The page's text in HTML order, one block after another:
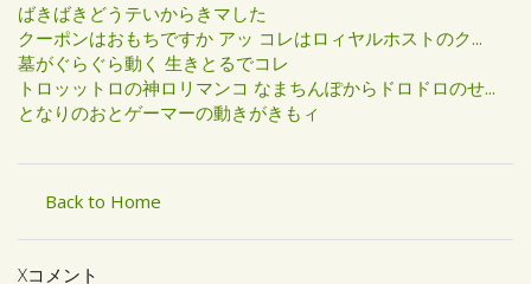
ばきばきどうテいからきマした
クーポンはおもちですか アッ コレはロィヤルホストのク...
墓がぐらぐら動く 生きとるでコレ
トロッットロの神ロリマンコ なまちんぽからドロドロのせ...
となりのおとゲーマーの動きがきもィ
Back to Home
Xコメント